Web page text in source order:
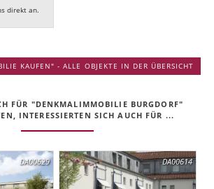
direkt an.
KAUFEN" - ALLE OBJEKTE IN DER ÜBERSICHT
FÜR "DENKMALIMMOBILIE BURGDORF"
INTERESSIERTEN SICH AUCH FÜR ...
DA00629 DA00614